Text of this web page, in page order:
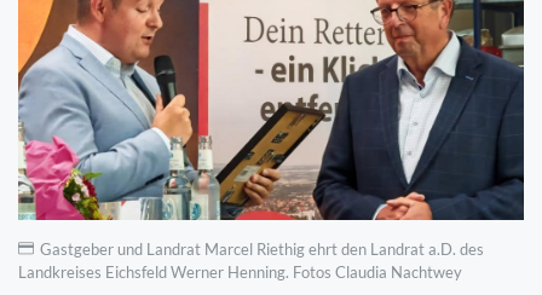
Gastgeber und Landrat Marcel Riethig ehrt den Landrat a.D. des
Landkreises Eichsfeld Werner Henning. Fotos Claudia Nachtwey